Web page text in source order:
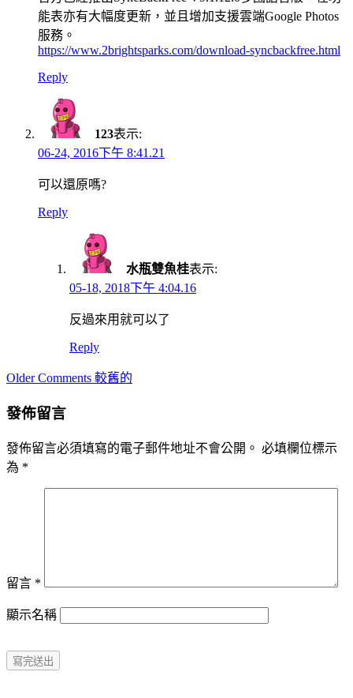
能表亦有大幅度更新，並且增加支援雲端Google Photos
服務。
https://www.2brightsparks.com/download-syncbackfree.html
Reply
123表示:
06-24, 2016下午 8:41.21
可以還原嗎?
Reply
水瓶雙魚桂表示:
05-18, 2018下午 4:04.16
反過來用就可以了
Reply
Comment
Older Comments 較舊的
發佈留言
發佈留言必須填寫的電子郵件地址不會公開。 必填欄位標示
為 *
留言 *
顯示名稱